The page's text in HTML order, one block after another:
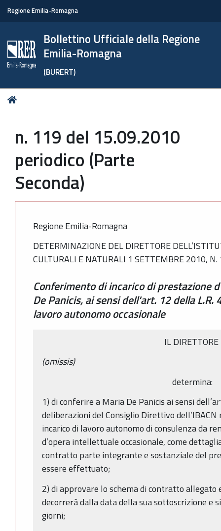
Regione Emilia-Romagna
Bollettino Ufficiale della Regione
Emilia-Romagna
(BURERT)
Tu
n. 119 del 15.09.2010
periodico (Parte
Seconda)
Regione Emilia-Romagna
DETERMINAZIONE DEL DIRETTORE
CULTURALI E NATURALI 1 SETTEMBRE 2010, N.
Conferimento di incarico di prestazione
De Panicis, ai sensi dell'art. 12 della
lavoro autonomo occasionale
IL DIRETTORE
(omissis)
determina:
1) di conferire a Maria De Panicis ai sensi
deliberazioni del Consiglio Direttivo
incarico di lavoro autonomo di consulenza da
d’opera intellettuale occasionale, come
contratto parte integrante e sostanziale del
essere effettuato;
2) di approvare lo schema di contratto allegato
decorrerà dalla data della sua sottoscrizione e
giorni;